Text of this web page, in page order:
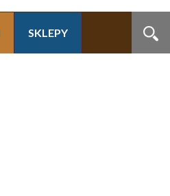
SKLEPY